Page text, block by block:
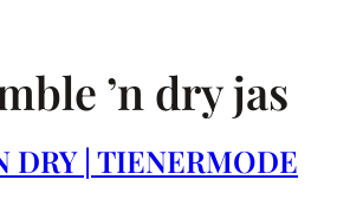
’n dry jas
DRY | TIENERMODE